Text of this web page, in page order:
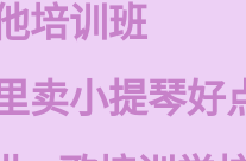
培训班
卖小提琴好